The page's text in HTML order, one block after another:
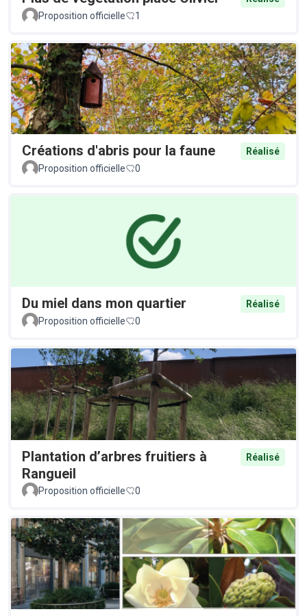
Proposition officielle
1
Créations d'abris pour la faune
Réalisé
Proposition officielle
0
Du miel dans mon quartier
Réalisé
Proposition officielle
0
Plantation d’arbres fruitiers à
Rangueil
Réalisé
Proposition officielle 0